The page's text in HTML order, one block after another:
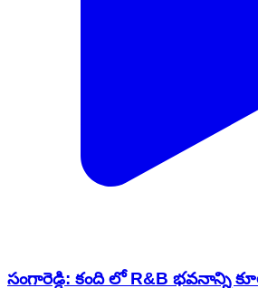
సంగారెడ్డి: కంది లో R&B భవనాన్ని